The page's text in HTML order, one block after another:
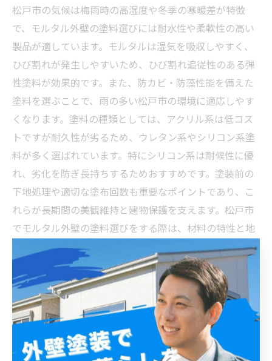
松戸市の気候は梅雨時の高湿度や冬季の寒暖差が特徴
で、モルタル外壁の塗料選びには耐水性や柔軟性の高い
製品が適しています。モルタルは湿気を吸収しやすく、
ひび割れが発生しやすいため、ひび割れ追従性のある弾
性塗料が効果的です。また、防カビ・防藻性能を備えた
塗料を選ぶことで、雨の多い松戸市の環境に適応しやす
くなります。塗料の種類としては、アクリル系は低コス
トですが耐久性が劣るため、ウレタン系やシリコン系塗
料が多く選ばれています。特にシリコン系は耐候性に優
れ、劣化を防ぎ長持ちするためおすすめです。塗装前の
下地処理や適切な塗布回数も重要なポイントであり、こ
れらが長期間の美観維持と建物保護を支えます。松戸市
でモルタル外壁の塗料選びをする際は、材料の特性と地
域の気象条件に合った製品選定が、建物の資産価値を守
る鍵となります。
成功する外壁塗装計画：松戸市のモルタル外壁を守る
最適塗料選択の結論